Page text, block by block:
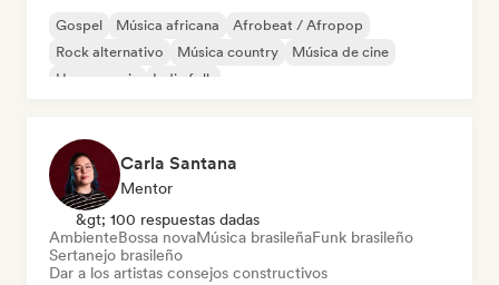
Gospel Música africana
Afrobeat / Afropop
Rock alternativo
Música country
Música de cine
House music
Indie folk
Carla Santana
Mentor
&gt; 100 respuestas dadas
AmbienteBossa novaMúsica brasileñaFunk brasileño
Sertanejo brasileño
Dar a los artistas consejos constructivos